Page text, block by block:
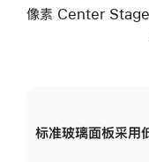
像素 Center Stage
标准玻璃面板采用